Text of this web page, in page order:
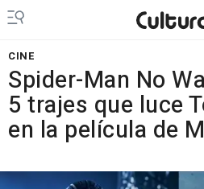
CINE
Spider-Man No
5 trajes que luce
en la película de